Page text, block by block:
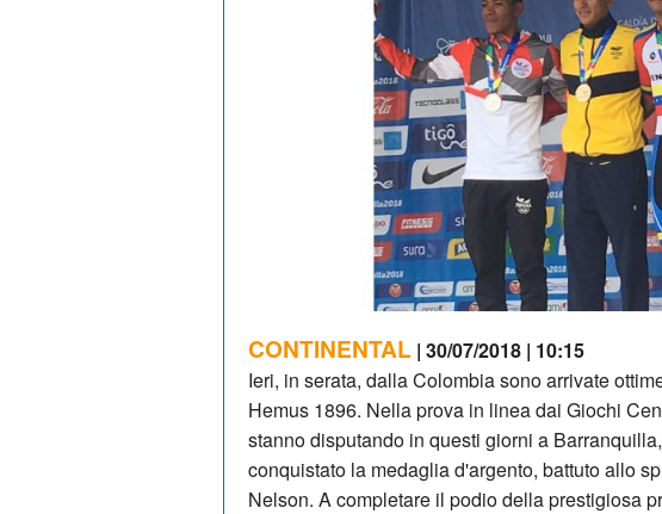
CONTINENTAL | 30/07/2018 | 10:15
Ieri, in serata, dalla Colombia sono arrivate
Hemus 1896. Nella prova in linea dai Giochi
stanno disputando in questi giorni a
conquistato la medaglia d'argento, battuto allo
Nelson. A completare il podio della prestigiosa
#334 CHARLY